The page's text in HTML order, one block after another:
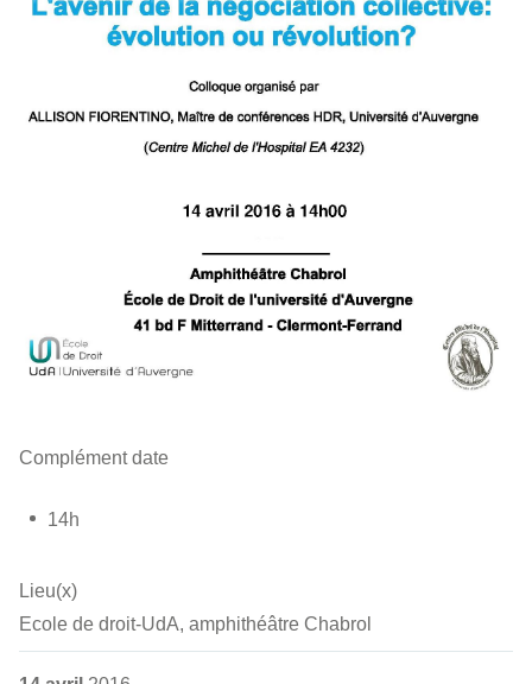
Complément date
14h
Lieu(x)
Ecole de droit-UdA, amphithéâtre Chabrol